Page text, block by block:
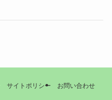
サイトポリシー お問い合わせ